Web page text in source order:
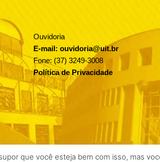
Ouvidoria
E-mail: ouvidoria@uit.br
Fone: (37) 3249-3008
Política de Privacidade
que você esteja bem com isso, mas